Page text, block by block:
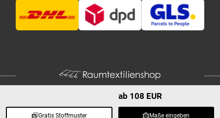
ab 108 EUR
Maße eingeben
Gratis Stoffmuster